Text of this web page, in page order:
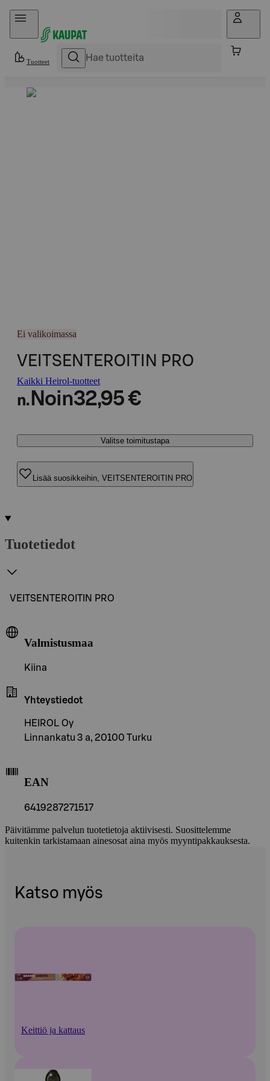
Hyppää sisältöön
Tuotteet
Ei valikoimassa
VEITSENTEROITIN PRO
Kaikki Heirol-tuotteet
n. Noin32,95 €
Valitse toimitustapa
Lisää suosikkeihin, VEITSENTEROITIN PRO
Tuotetiedot
VEITSENTEROITIN PRO
Valmistusmaa
Kiina
Yhteystiedot
HEIROL Oy
Linnankatu 3 a, 20100 Turku
EAN
6419287271517
Päivitämme palvelun tuotetietoja aktiivisesti. Suosittelemme
kuitenkin tarkistamaan ainesosat aina myös myyntipakkauksesta.
Katso myös
Keittiö ja kattaus